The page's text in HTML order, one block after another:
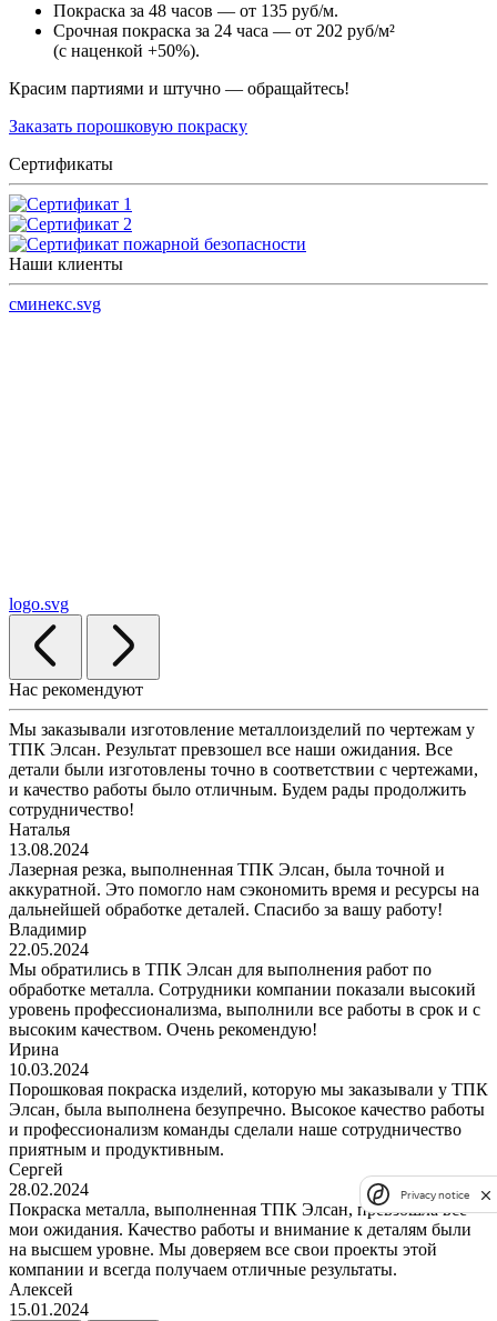
Покраска за 48 часов — от 135 руб/м.
Срочная покраска за 24 часа — от 202 руб/м²
(с наценкой +50%).
Красим партиями и штучно — обращайтесь!
Заказать порошковую покраску
Сертификаты
Наши клиенты
сминекс.svg
logo.svg
Нас рекомендуют
Мы заказывали изготовление металлоизделий по чертежам у
ТПК Элсан. Результат превзошел все наши ожидания. Все
детали были изготовлены точно в соответствии с чертежами,
и качество работы было отличным. Будем рады продолжить
сотрудничество!
Наталья
13.08.2024
Лазерная резка, выполненная ТПК Элсан, была точной и
аккуратной. Это помогло нам сэкономить время и ресурсы на
дальнейшей обработке деталей. Спасибо за вашу работу!
Владимир
22.05.2024
Мы обратились в ТПК Элсан для выполнения работ по
обработке металла. Сотрудники компании показали высокий
уровень профессионализма, выполнили все работы в срок и с
высоким качеством. Очень рекомендую!
Ирина
10.03.2024
Порошковая покраска изделий, которую мы заказывали у ТПК
Элсан, была выполнена безупречно. Высокое качество работы
и профессионализм команды сделали наше сотрудничество
приятным и продуктивным.
Сергей
28.02.2024
Покраска металла, выполненная ТПК Элсан, превзошла все
мои ожидания. Качество работы и внимание к деталям были
на высшем уровне. Мы доверяем все свои проекты этой
компании и всегда получаем отличные результаты.
Алексей
15.01.2024
Privacy notice